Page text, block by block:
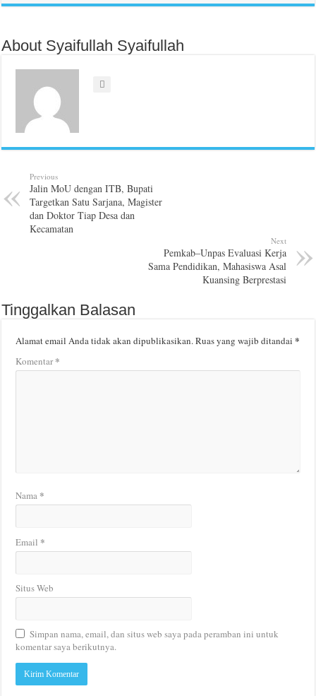
About Syaifullah Syaifullah
Previous
Jalin MoU dengan ITB, Bupati
Targetkan Satu Sarjana, Magister
dan Doktor Tiap Desa dan
Kecamatan
Next
Pemkab–Unpas Evaluasi Kerja
Sama Pendidikan, Mahasiswa Asal
Kuansing Berprestasi
Tinggalkan Balasan
Alamat email Anda tidak akan dipublikasikan.Ruas yang wajib ditandai*
Komentar*
Nama *
Email *
Situs Web
Simpan nama, email, dan situs web saya pada peramban ini untuk
komentar saya berikutnya.